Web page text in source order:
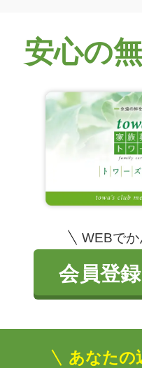
安心の
WEBで
会員登
あなたの